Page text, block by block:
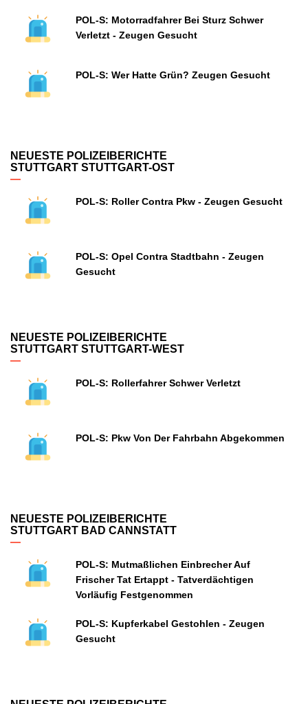
POL-S: Motorradfahrer Bei Sturz Schwer
Verletzt - Zeugen Gesucht
POL-S: Wer Hatte Grün? Zeugen Gesucht
NEUESTE POLIZEIBERICHTE
STUTTGART STUTTGART-OST
POL-S: Roller Contra Pkw - Zeugen Gesucht
POL-S: Opel Contra Stadtbahn - Zeugen
Gesucht
NEUESTE POLIZEIBERICHTE
STUTTGART STUTTGART-WEST
POL-S: Rollerfahrer Schwer Verletzt
POL-S: Pkw Von Der Fahrbahn Abgekommen
NEUESTE POLIZEIBERICHTE
STUTTGART BAD CANNSTATT
POL-S: Mutmaßlichen Einbrecher Auf
Frischer Tat Ertappt - Tatverdächtigen
Vorläufig Festgenommen
POL-S: Kupferkabel Gestohlen - Zeugen
Gesucht